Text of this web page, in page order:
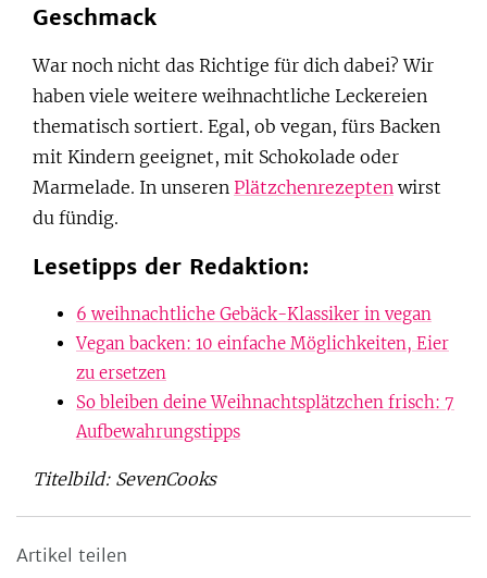
Geschmack
War noch nicht das Richtige für dich dabei? Wir
haben viele weitere weihnachtliche Leckereien
thematisch sortiert. Egal, ob vegan, fürs Backen
mit Kindern geeignet, mit Schokolade oder
Marmelade. In unseren Plätzchenrezepten wirst
du fündig.
Lesetipps der Redaktion:
6 weihnachtliche Gebäck-Klassiker in vegan
Vegan backen: 10 einfache Möglichkeiten, Eier
zu ersetzen
So bleiben deine Weihnachtsplätzchen frisch: 7
Aufbewahrungstipps
Titelbild: SevenCooks
Artikel teilen